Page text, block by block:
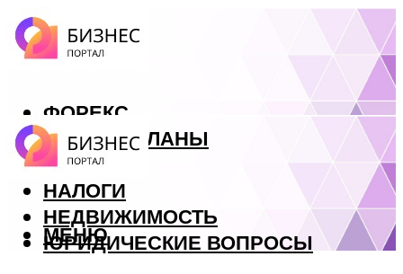
ФОРЕКС
БИЗНЕС ПЛАНЫ
КРЕДИТЫ
НАЛОГИ
НЕДВИЖИМОСТЬ
ЮРИДИЧЕСКИЕ ВОПРОСЫ
МЕНЮ